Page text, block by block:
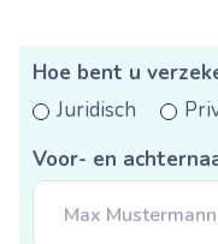
Hoe bent u
Juridisch
Voor- en